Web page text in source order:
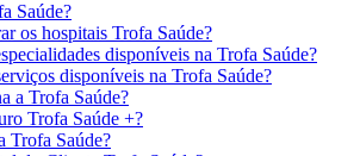
Saúde?
os hospitais Trofa Saúde?
disponíveis na Trofa Saúde?
disponíveis na Trofa Saúde?
a Trofa Saúde?
Trofa Saúde +?
Trofa Saúde?